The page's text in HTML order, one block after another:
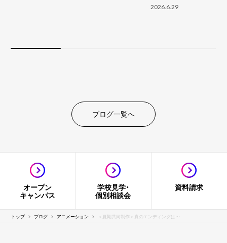
2026.6.29
ブログ一覧へ
オープン
キャンパス
学校見学・
個別相談会
資料請求
トップ ブログ アニメーション ＜夏期共同制作＞真のエンディングは…